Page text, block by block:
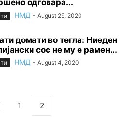
одговара...
НМД - August 29, 2020
домати во тегла: Ниеден
сос не му е рамен...
НМД - August 4, 2020
1 2